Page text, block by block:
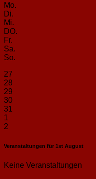
Mo.
Di.
Mi.
DO.
Fr.
Sa.
So.
27
28
29
30
31
1
2
Veranstaltungen für 1st August
Keine Veranstaltungen